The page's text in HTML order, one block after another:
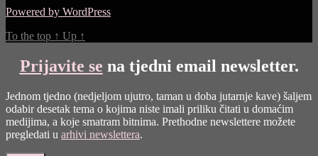
Powered by WordPress
To the top ↑ Up ↑
Prijavite se na tjedni email newsletter.
Jednom tjedno (nedjeljom ujutro, taman u doba jutarnje kave) šaljem
odabir desetak tema o kojima niste imali priliku čitati u domaćim
medijima, a koje smatram bitnima. Prethodne newslettere možete
pregledati u arhivi newslettera.